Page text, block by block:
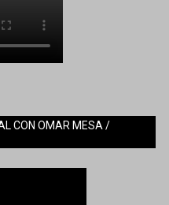
CON OMAR MESA /